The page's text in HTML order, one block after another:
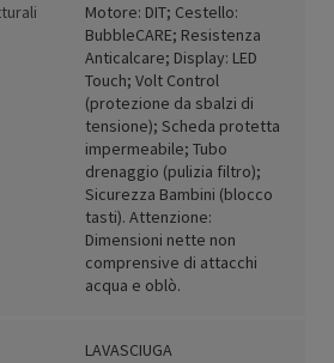
Motore: DIT; Cestello:
BubbleCARE; Resistenza
Anticalcare; Display: LED
Touch; Volt Control
(protezione da sbalzi di
tensione); Scheda protetta
impermeabile; Tubo
drenaggio (pulizia filtro);
Sicurezza Bambini (blocco
tasti). Attenzione:
Dimensioni nette non
comprensive di attacchi
acqua e oblò.
LAVASCIUGA